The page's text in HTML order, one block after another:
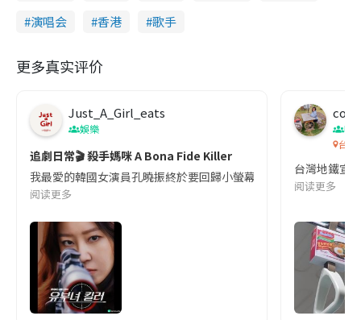
演唱会
香港 歌手
更多真实评价
Just_A_Girl_eats
娛樂
追劇日常🎬 殺手媽咪 A Bona Fide Killer
我最愛的韓國女演員孔曉振終於要回歸小螢幕啦!這次的劇本改編
阅读更多
co
吹
台灣
台灣地鐵宣
阅读更多